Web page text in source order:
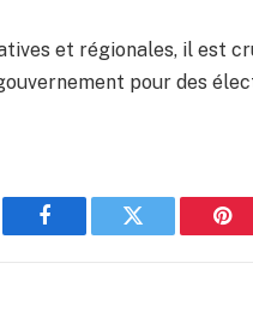
et régionales, il est
pour des
Facebook Twitter